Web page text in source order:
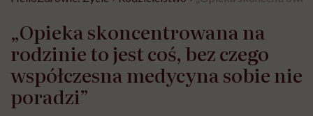
„Opieka skoncentrowana na
rodzinie to jest coś, bez czego
współczesna medycyna sobie nie
poradzi”